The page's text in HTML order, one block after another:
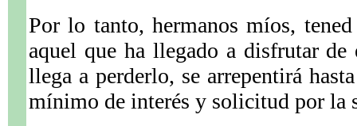
Por lo tanto, hermanos míos,
aquel que ha llegado a disfrutar de
llega a perderlo, se arrepentirá
mínimo de interés y solicitud por la